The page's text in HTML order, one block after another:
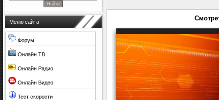
Меню сайта
Форум
Онлайн ТВ
Онлайн Радио
Онлайн Видео
Тест скорости